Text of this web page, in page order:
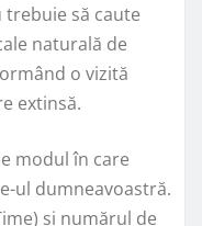
să caute
naturală de
o vizită
extinsă.
modul în care
ul dumneavoastră.
și numărul de